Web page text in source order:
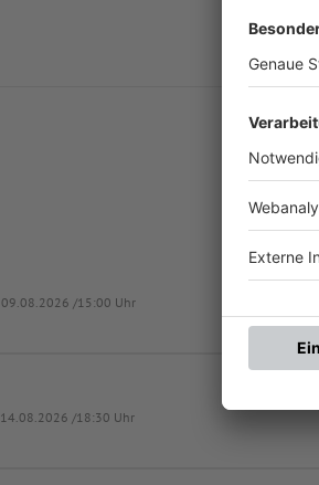
09.08.2026 /15:00 Uhr
14.08.2026 /18:30 Uhr